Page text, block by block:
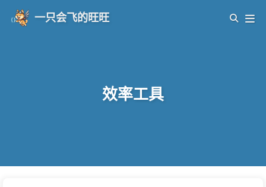
一只会飞的旺旺
效率工具